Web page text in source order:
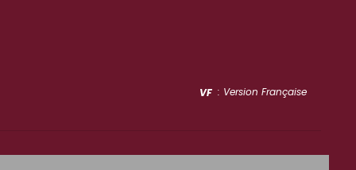
VF : Version Française